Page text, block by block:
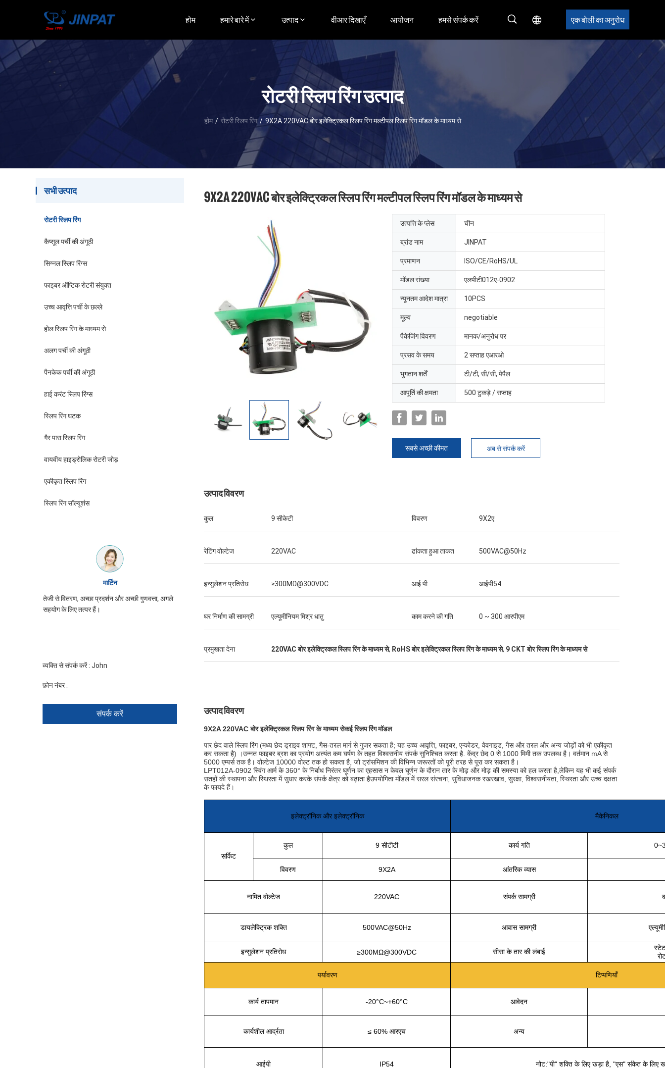
होम हमारे बारे में उत्पाद वीआर दिखाएँ आयोजन हमसे संपर्क करें एक बोली का अनुरोध
रोटरी स्लिप रिंग उत्पाद
होम / रोटरी स्लिप रिंग / 9X2A 220VAC बोर इलेक्ट्रिकल स्लिप रिंग मल्टीपल स्लिप रिंग मॉडल के माध्यम से
सभी उत्पाद
रोटरी स्लिप रिंग
कैप्सूल पर्ची की अंगूठी
सिग्नल स्लिप रिंग्स
फाइबर ऑप्टिक रोटरी संयुक्त
उच्च आवृत्ति पर्ची के छल्ले
होल स्लिप रिंग के माध्यम से
अलग पर्ची की अंगूठी
पैनकेक पर्ची की अंगूठी
हाई करंट स्लिप रिंग्स
स्लिप रिंग घटक
गैर पारा स्लिप रिंग
वायवीय हाइड्रोलिक रोटरी जोड़
एकीकृत स्लिप रिंग
स्लिप रिंग सॉल्यूशंस
अच्छी गुणवत्ता, अगले
JINPAT पर्ची की अंगूठी उपस्थिति अच्छी है, ध्यान से
पैकिंग, सेवा उत्साह, फिर से आने की जरूरत है
व्यक्ति से संपर्क करें : John
फ़ोन नंबर :
संपर्क करें
9X2A 220VAC बोर इलेक्ट्रिकल स्लिप रिंग मल्टीपल स्लिप रिंग मॉडल के माध्यम से
उत्पत्ति के प्लेस चीन
ब्रांड नाम JINPAT
प्रमाणन ISO/CE/RoHS/UL
मॉडल संख्या एलपीटी012ए-0902
न्यूनतम आदेश मात्रा 10PCS
मूल्य negotiable
पैकेजिंग विवरण मानक/अनुरोध पर
प्रसव के समय 2 सप्ताह एआरओ
भुगतान शर्तें टी/टी, सी/सी, पेपैल
आपूर्ति की क्षमता 500 टुकड़े / सप्ताह
सबसे अच्छी कीमत अब से संपर्क करें
उत्पाद विवरण
कुल 9 सीकेटी विवरण 9X2ए
रेटिंग वोल्टेज 220VAC ढांकता हुआ ताकत 500VAC@50Hz
इन्सुलेशन प्रतिरोध ≥300MΩ@300VDC आई पी आईपी54
घर निर्माण की सामग्री एल्यूमीनियम मिश्र धातु काम करने की गति 0 ~ 300 आरपीएम
प्रमुखता देना 220VAC बोर इलेक्ट्रिकल स्लिप रिंग के माध्यम से, RoHS बोर इलेक्ट्रिकल स्लिप रिंग के माध्यम से, 9 CKT बोर स्लिप रिंग के माध्यम से
उत्पाद विवरण
9X2A 220VAC बोर इलेक्ट्रिकल स्लिप रिंग के माध्यम सेकई स्लिप रिंग मॉडल
पार छेद वाले स्लिप रिंग (मध्य छेद ड्राइव शाफ्ट, गैस-तरल मार्ग से गुजर सकता है; यह उच्च आवृत्ति, फाइबर, एन्कोडर, वेवगाइड, गैस और तरल और अन्य जोड़ों को भी एकीकृत
कर सकता है) ।उन्नत फाइबर ब्रश का प्रयोग अत्यंत कम घर्षण के तहत विश्वसनीय संपर्क सुनिश्चित करता है. केंद्र छेद 0 से 1000 मिमी तक उपलब्ध है। वर्तमान mA से
5000 एम्पर्स तक है। वोल्टेज 10000 वोल्ट तक हो सकता है, जो ट्रांसमिशन की विभिन्न जरूरतों को पूरी तरह से पूरा कर सकता है।
LPT012A-0902 स्विंग आर्म के 360° के निर्बाध निरंतर घूर्णन का एहसास न केवल घूर्णन के दौरान तार के मोड़ और मोड़ की समस्या को हल करता है,लेकिन यह भी कई संपर्क
सतहों की स्थापना और स्थिरता में सुधार करके संपर्क क्षेत्र को बढ़ाता हैउपयोगिता मॉडल में सरल संरचना, सुविधाजनक रखरखाव, सुरक्षा, विश्वसनीयता, स्थिरता और उच्च दक्षता
के फायदे हैं।
इलेक्ट्रॉनिक और इलेक्ट्रॉनिक मैकेनिकल
सर्किट
कुल 9 सीटीटी कार्य गति
विवरण 9X2A आंतरिक व्यास
नामित वोल्टेज 220VAC संपर्क सामग्री
डायलेक्ट्रिक शक्ति 500VAC@50Hz आवास सामग्री
इन्सुलेशन प्रतिरोध ≥300MΩ@300VDC सीसा के तार की लंबाई
पर्यावरण टिप्पणियाँ
कार्य तापमान -20°C~+60°C आवेदन
कार्यशील आर्द्रता ≤ 60% आरएच अन्य
आईपी IP54 नोट:"पी" शक्ति के लिए खड़ा है, "एस" संकेत के लिए